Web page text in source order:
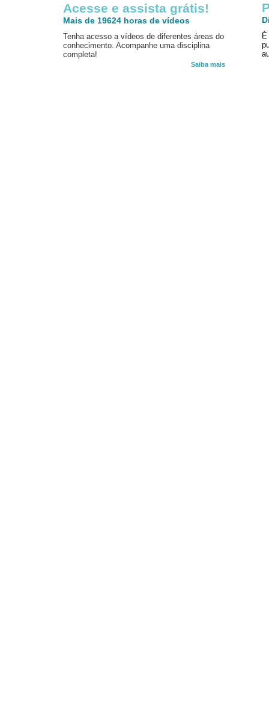
Acesse e assista grátis!
Mais de 19624 horas de vídeos
Tenha acesso a vídeos de diferentes áreas do
conhecimento. Acompanhe uma disciplina
completa!
Saiba mais